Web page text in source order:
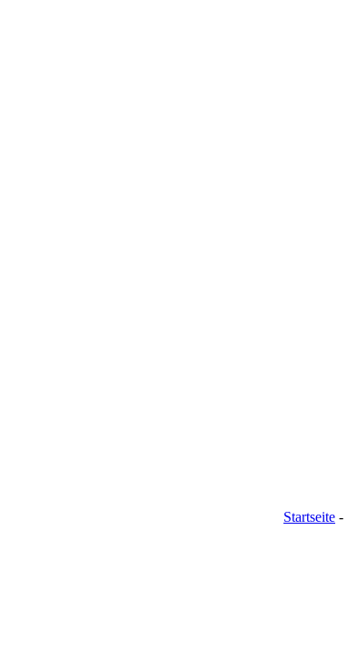
Startseite -